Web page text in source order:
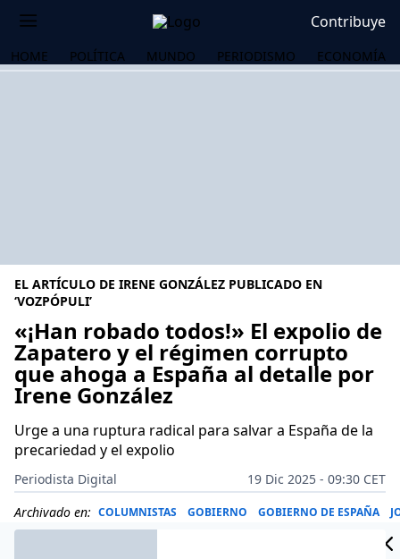
Contribuye
HOME POLÍTICA MUNDO PERIODISMO ECONOMÍA
EL ARTÍCULO DE IRENE GONZÁLEZ PUBLICADO EN
‘VOZPÓPULI’
«¡Han robado todos!» El expolio de
Zapatero y el régimen corrupto
que ahoga a España al detalle por
Irene González
Urge a una ruptura radical para salvar a España de la
precariedad y el expolio
Periodista Digital
19 Dic 2025 - 09:30 CET
Archivado en: COLUMNISTAS GOBIERNO GOBIERNO DE ESPAÑA